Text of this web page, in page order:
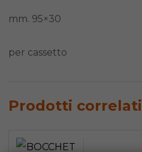
mm. 95×30
per cassetto
Prodotti correlati